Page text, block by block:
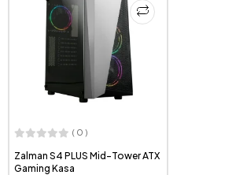
( 0 )
Zalman S4 PLUS Mid-Tower ATX
Gaming Kasa